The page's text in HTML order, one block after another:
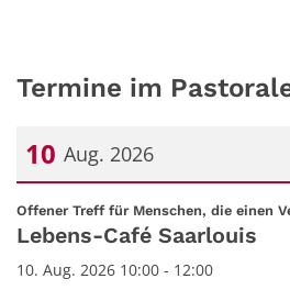
Termine im
10 Aug. 2026
Datum: 10. August 2026
Offener Treff für Menschen, die einen
Lebens-Café Saarlouis
10. Aug. 2026 10:00 - 12:00